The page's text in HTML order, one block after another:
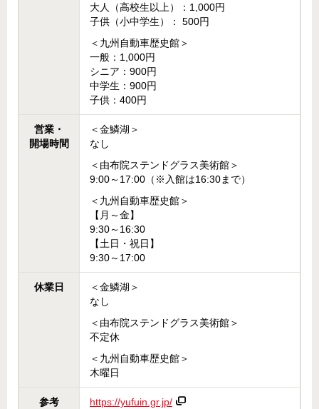
大人（高校生以上）：1,000円
子供（小中学生）： 500円
＜九州自動車歴史館＞
一般：1,000円
シニア：900円
中学生：900円
子供：400円
営業・
開場時間
＜金鱗湖＞
なし
＜由布院ステンドグラス美術館＞
9:00～17:00（※入館は16:30まで）
＜九州自動車歴史館＞
【月～金】
9:30～16:30
【土日・祝日】
9:30～17:00
休業日
＜金鱗湖＞
なし
＜由布院ステンドグラス美術館＞
不定休
＜九州自動車歴史館＞
木曜日
参考
https://yufuin.gr.jp/